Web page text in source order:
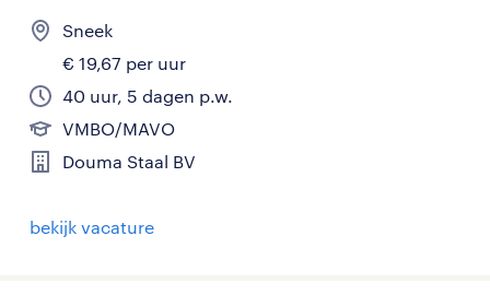
Sneek
€ 19,67 per uur
40 uur, 5 dagen p.w.
VMBO/MAVO
Douma Staal BV
bekijk vacature